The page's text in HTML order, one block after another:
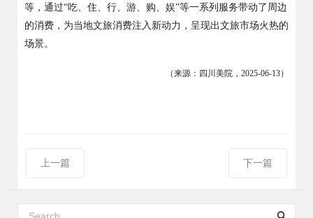
等，通过“吃、住、行、游、购、娱”等一系列服务带动了周边
的消费，为当地文旅消费注入新动力，呈现出文旅市场火热的
场景。
（来源：四川美院， 2025-06-13）
上一篇 下一篇